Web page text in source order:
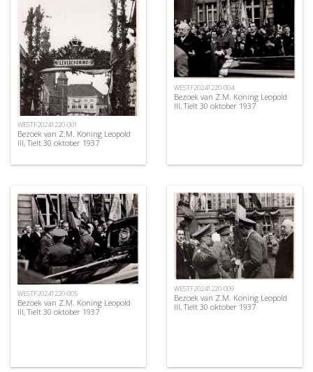
WESTF20241220-001
Bezoek van Z.M. Koning Leopold
III, Tielt 30 oktober 1937
WESTF20241220-004
Bezoek van Z.M. Koning Leopold
III, Tielt 30 oktober 1937
WESTF20241220-005
Bezoek van Z.M. Koning Leopold
III, Tielt 30 oktober 1937
WESTF20241220-009
Bezoek van Z.M. Koning Leopold
III, Tielt 30 oktober 1937